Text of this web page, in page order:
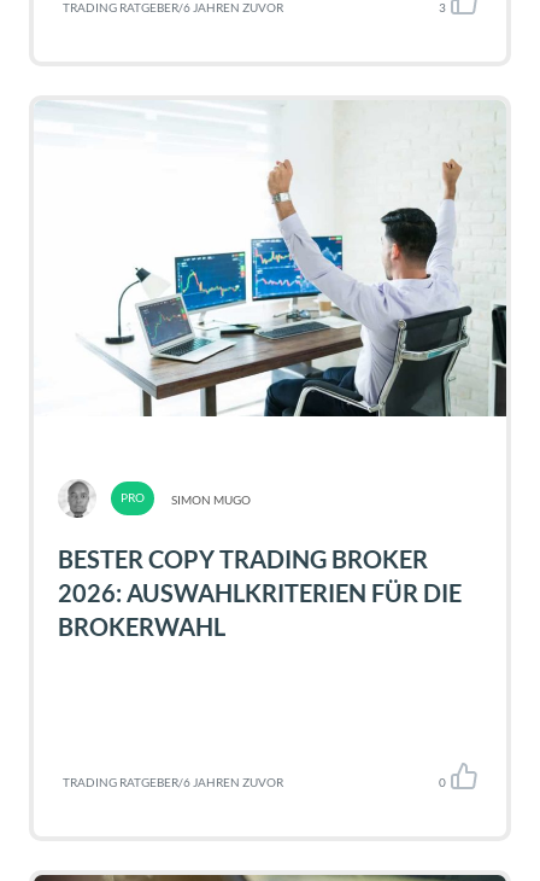
TRADING RATGEBER/6 JAHREN ZUVOR 3
SIMON MUGO
BESTER COPY TRADING BROKER
2026: AUSWAHLKRITERIEN FÜR DIE
BROKERWAHL
TRADING RATGEBER/6 JAHREN ZUVOR 0